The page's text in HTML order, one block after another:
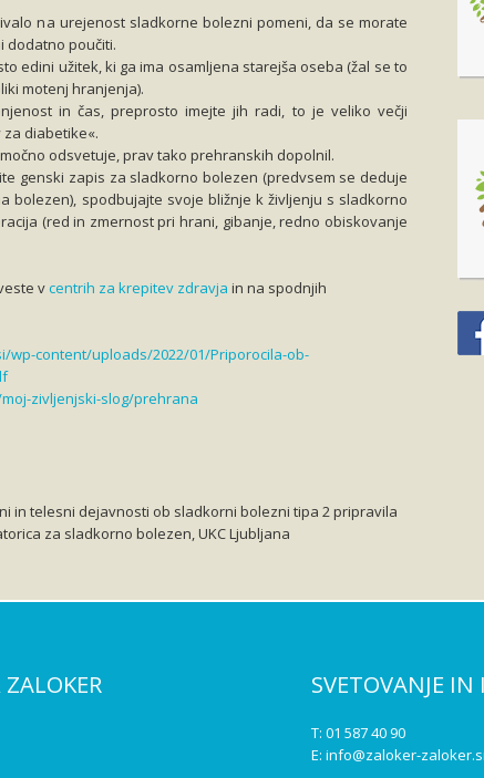
na urejenost sladkorne bolezni pomeni, da se morate
dodatno poučiti.
edini užitek, ki ga ima osamljena starejša oseba (žal se to
motenj hranjenja).
in čas, preprosto imejte jih radi, to je veliko večji
diabetike«.
odsvetuje, prav tako prehranskih dopolnil.
genski zapis za sladkorno bolezen (predvsem se deduje
bolezen), spodbujajte svoje bližnje k življenju s sladkorno
(red in zmernost pri hrani, gibanje, redno obiskovanje
vcentrih za krepitev zdravja in na spodnjih
content/uploads/2022/01/Priporocila-ob-
zivljenjski-slog/prehrana
in telesni dejavnosti ob sladkorni bolezni tipa 2 pripravila
za sladkorno bolezen, UKC Ljubljana
SVETOVANJE IN
T: 01 587 40 90
E:info@zaloker-zaloker.si